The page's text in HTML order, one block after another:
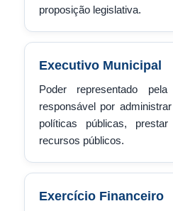
proposição legislativa.
Executivo Municipal
Poder representado pela
responsável por
políticas públicas,
recursos públicos.
Exercício Financeiro